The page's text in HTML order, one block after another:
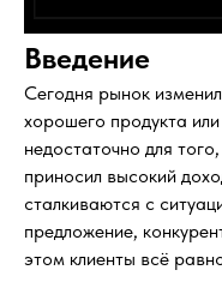
Введение
Сегодня рынок
хорошего продукта
недостаточно для
приносил высокий
сталкиваются с
предложение,
этом клиенты всё